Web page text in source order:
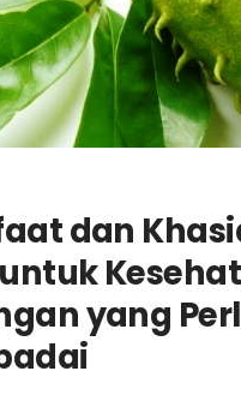
dan
yang